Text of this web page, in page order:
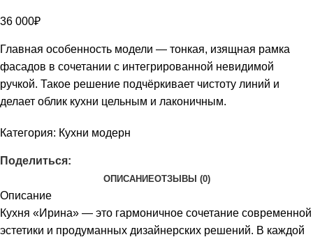
36 000₽
Главная особенность модели — тонкая, изящная рамка
фасадов в сочетании с интегрированной невидимой
ручкой. Такое решение подчёркивает чистоту линий и
делает облик кухни цельным и лаконичным.
Категория: Кухни модерн
Поделиться:
ОПИСАНИЕОТЗЫВЫ (0)
Описание
Кухня «Ирина» — это гармоничное сочетание современной
эстетики и продуманных дизайнерских решений. В каждой